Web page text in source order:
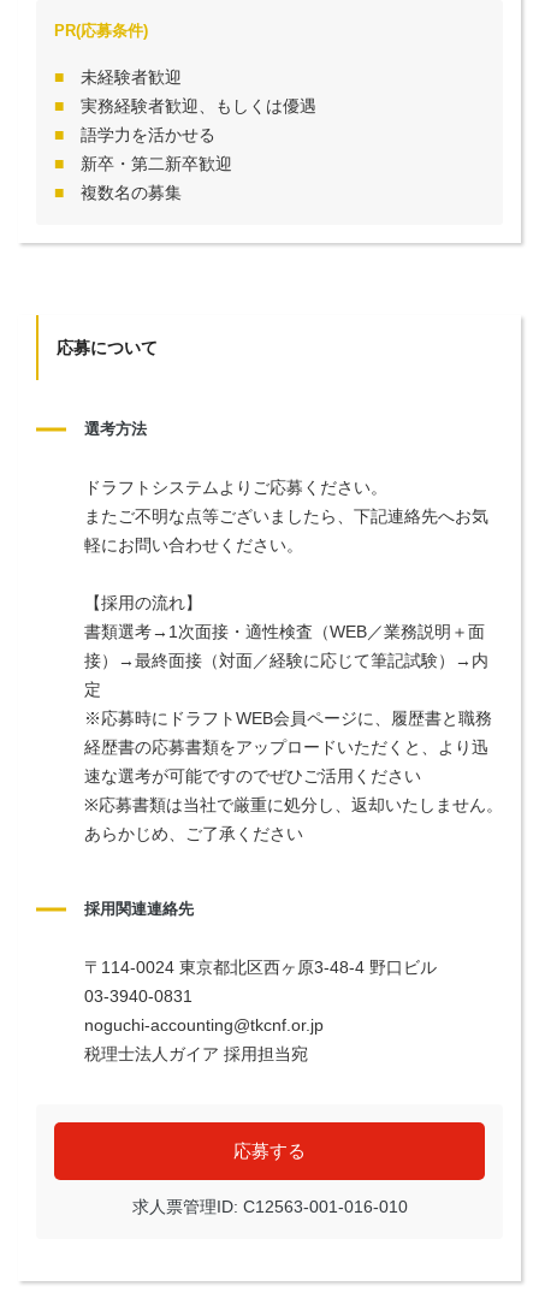
PR(応募条件)
未経験者歓迎
実務経験者歓迎、もしくは優遇
語学力を活かせる
新卒・第二新卒歓迎
複数名の募集
応募について
選考方法
ドラフトシステムよりご応募ください。
またご不明な点等ございましたら、下記連絡先へお気
軽にお問い合わせください。
【採用の流れ】
書類選考→1次面接・適性検査（WEB／業務説明＋面
接）→最終面接（対面／経験に応じて筆記試験）→内
定
※応募時にドラフトWEB会員ページに、履歴書と職務
経歴書の応募書類をアップロードいただくと、より迅
速な選考が可能ですのでぜひご活用ください
※応募書類は当社で厳重に処分し、返却いたしません。
あらかじめ、ご了承ください
採用関連連絡先
〒114-0024 東京都北区西ヶ原3-48-4 野口ビル
03-3940-0831
noguchi-accounting@tkcnf.or.jp
税理士法人ガイア 採用担当宛
応募する
求人票管理ID: C12563-001-016-010